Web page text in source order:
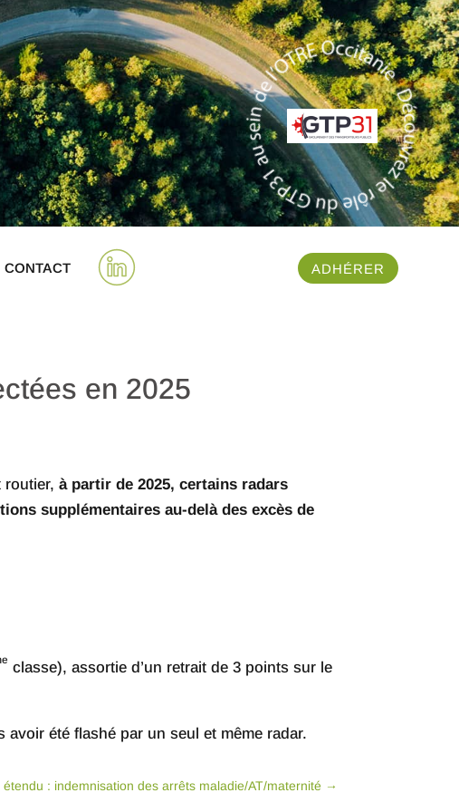
CONTACT ADHÉRER
en 2025
routier,à partir de 2025, certains radars
supplémentaires au-delà des excès de
classe), assortie d’un retrait de 3 points sur le
été flashé par un seul et même radar.
: indemnisation des arrêts maladie/AT/maternité →